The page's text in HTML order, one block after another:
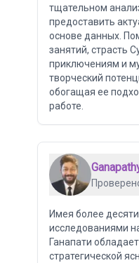
тщательном
предоставить
основе данных.
занятий, страсть
приключениям и
творческий
обогащая ее
работе.
Имея более
исследованиями
Ганапати
стратегической